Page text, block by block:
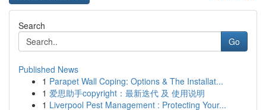
Search
Go
Published News
1 Parapet Wall Coping: Options & The Installat...
1 爱思助手copyright：最新迭代 及 使用说明
1 Liverpool Pest Management : Protecting Your...